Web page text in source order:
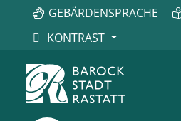
GEBÄRDENSPRACHE
KONTRAST